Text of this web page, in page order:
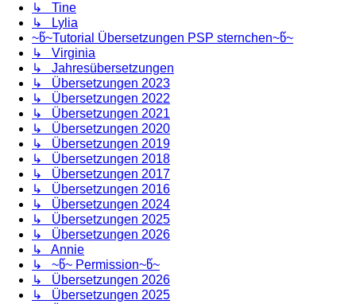
↳ Tine
↳ Lylia
~წ~Tutorial Übersetzungen PSP sternchen~წ~
↳ Virginia
↳ Jahresübersetzungen
↳ Übersetzungen 2023
↳ Übersetzungen 2022
↳ Übersetzungen 2021
↳ Übersetzungen 2020
↳ Übersetzungen 2019
↳ Übersetzungen 2018
↳ Übersetzungen 2017
↳ Übersetzungen 2016
↳ Übersetzungen 2024
↳ Übersetzungen 2025
↳ Übersetzungen 2026
↳ Annie
↳ ~წ~ Permission~წ~
↳ Übersetzungen 2026
↳ Übersetzungen 2025